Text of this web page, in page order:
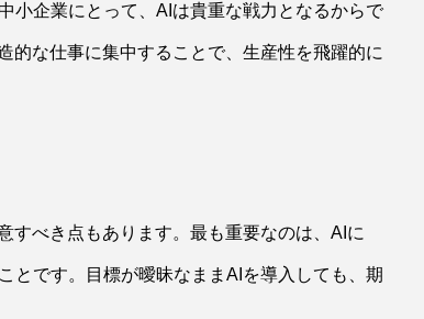
小企業にとって、AIは貴重な戦力となるからで
的な仕事に集中することで、生産性を飛躍的に
すべき点もあります。最も重要なのは、AIに
とです。目標が曖昧なままAIを導入しても、期